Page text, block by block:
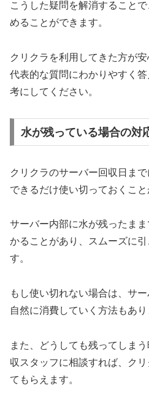
こうした疑問を解消すること
めることができます。
クリクラを利用してきた方が
代表的な質問にわかりやすく
考にしてください。
水が残っている場合の対
クリクラのサーバー回収日ま
できるだけ使い切っておくこと
サーバー内部に水が残ったま
かることがあり、スムーズに
す。
もし使い切れない場合は、サ
自然に消費していく方法もあり
また、どうしても残ってしま
収スタッフに相談すれば、ク
てもらえます。